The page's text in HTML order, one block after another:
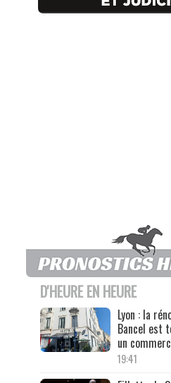
D'HEURE EN HEURE
Lyon : la
Bancel est
un
19:41